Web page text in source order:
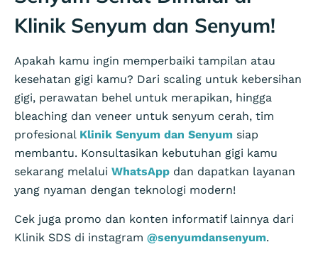
Klinik Senyum dan Senyum!
Apakah kamu ingin memperbaiki tampilan atau
kesehatan gigi kamu? Dari scaling untuk kebersihan
gigi, perawatan behel untuk merapikan, hingga
bleaching dan veneer untuk senyum cerah, tim
profesional Klinik Senyum dan Senyum siap
membantu. Konsultasikan kebutuhan gigi kamu
sekarang melalui WhatsApp dan dapatkan layanan
yang nyaman dengan teknologi modern!
Cek juga promo dan konten informatif lainnya dari
Klinik SDS di instagram @senyumdansenyum.